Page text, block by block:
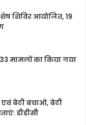
शिविर आयोजित, 19
मामलों का किया गया
बेटी बचाओ, बेटी
डीडीसी